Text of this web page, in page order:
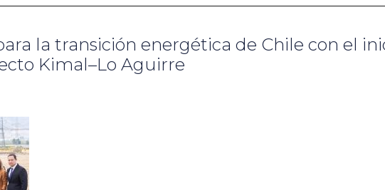
la transición energética de Chile con el
Kimal–Lo Aguirre